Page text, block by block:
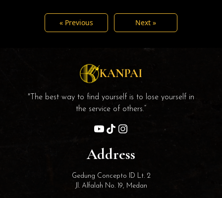
« Previous Next »
KANPAI
"The best way to find yourself is to lose yourself in
the service of others.”
Address
Gedung Concepto ID Lt. 2
Jl. Alfalah No. 19, Medan